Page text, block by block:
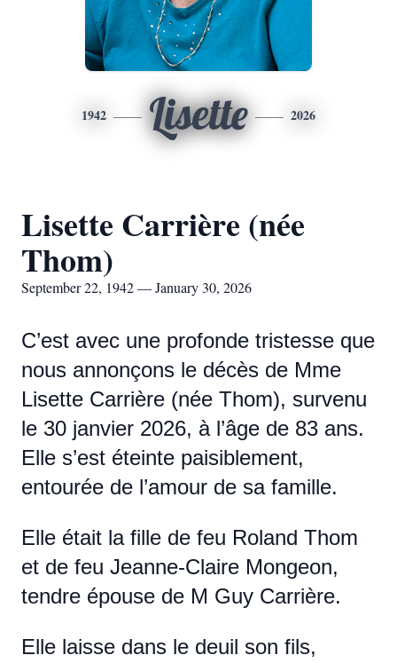
1942 Lisette 2026
Lisette Carrière (née
Thom)
September 22, 1942 — January 30, 2026
C’est avec une profonde tristesse que
nous annonçons le décès de Mme
Lisette Carrière (née Thom), survenu
le 30 janvier 2026, à l’âge de 83 ans.
Elle s’est éteinte paisiblement,
entourée de l’amour de sa famille.
Elle était la fille de feu Roland Thom
et de feu Jeanne-Claire Mongeon,
tendre épouse de M Guy Carrière.
Elle laisse dans le deuil son fils,